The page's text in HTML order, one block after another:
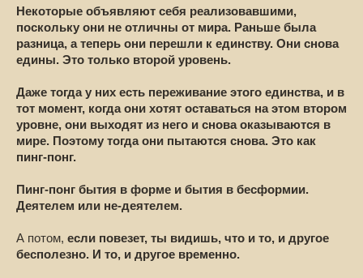
Некоторые объявляют себя реализовавшими,
поскольку они не отличны от мира. Раньше была
разница, а теперь они перешли к единству. Они снова
едины. Это только второй уровень.
Даже тогда у них есть переживание этого единства, и в
тот момент, когда они хотят оставаться на этом втором
уровне, они выходят из него и снова оказываются в
мире. Поэтому тогда они пытаются снова. Это как
пинг-понг.
Пинг-понг бытия в форме и бытия в бесформии.
Деятелем или не-деятелем.
А потом, если повезет, ты видишь, что и то, и другое
бесполезно. И то, и другое временно.